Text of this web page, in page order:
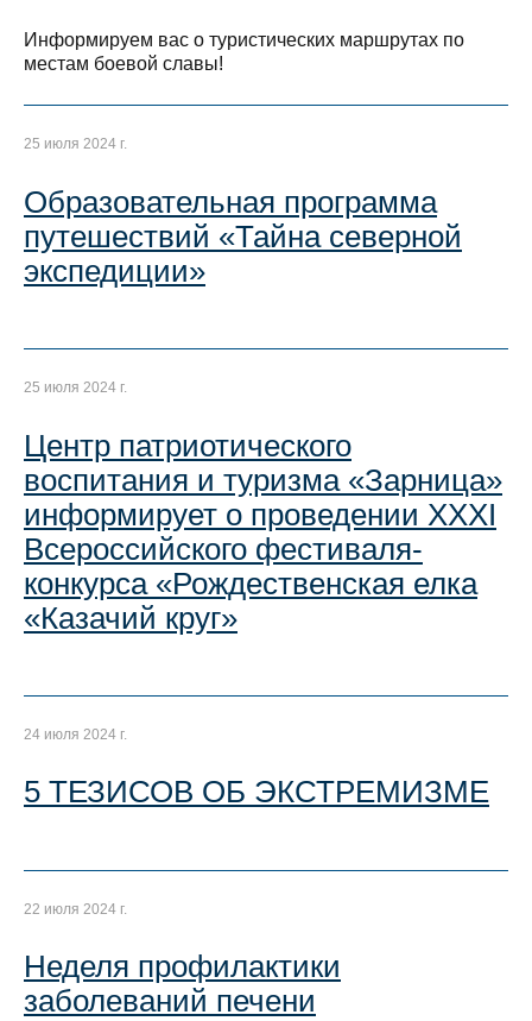
Информируем вас о туристических маршрутах по
местам боевой славы!
25 июля 2024 г.
Образовательная программа
путешествий «Тайна северной
экспедиции»
25 июля 2024 г.
Центр патриотического
воспитания и туризма «Зарница»
информирует о проведении XXXI
Всероссийского фестиваля-
конкурса «Рождественская елка
«Казачий круг»
24 июля 2024 г.
5 ТЕЗИСОВ ОБ ЭКСТРЕМИЗМЕ
22 июля 2024 г.
Неделя профилактики
заболеваний печени